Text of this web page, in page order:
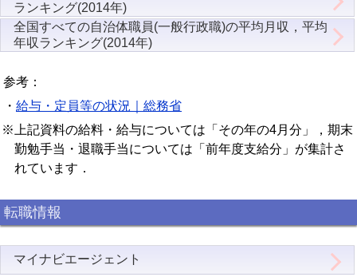
ランキング(2014年)
全国すべての自治体職員(一般行政職)の平均月収，平均
年収ランキング(2014年)
参考：
・ 給与・定員等の状況｜総務省
※上記資料の給料・給与については「その年の4月分」，期末
勤勉手当・退職手当については「前年度支給分」が集計さ
れています．
転職情報
マイナビエージェント